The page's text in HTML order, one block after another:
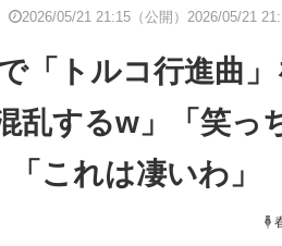
2026/05/21 21:15（公開） 2026/05/21
「トルコ行進曲
するw」「笑っ
これは凄いわ」